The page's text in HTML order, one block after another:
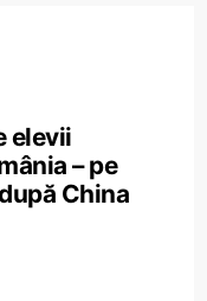
elevii
– pe
China